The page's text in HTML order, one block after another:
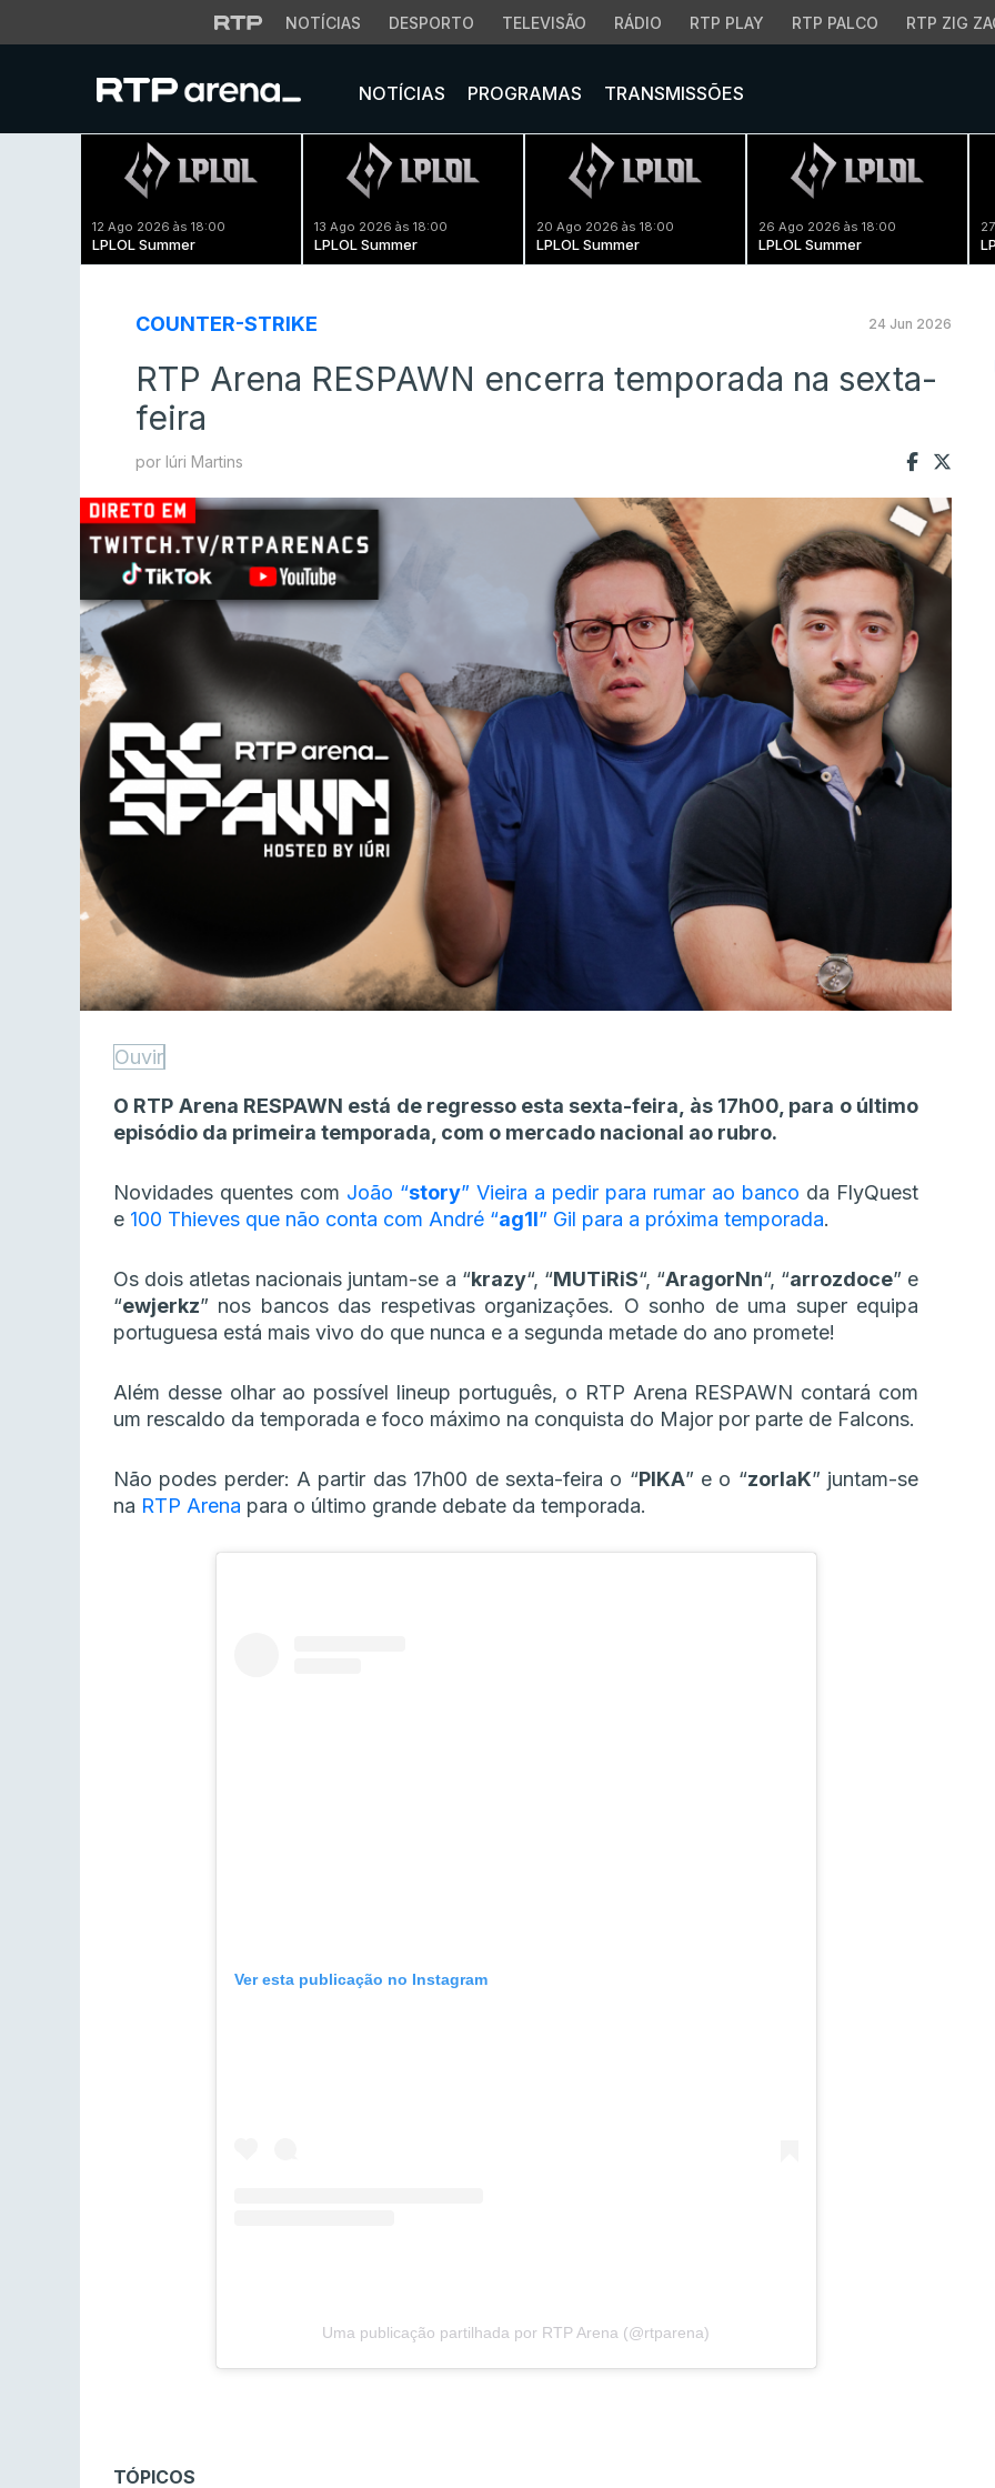
NOTÍCIAS DESPORTO TELEVISÃO RÁDIO RTP PLAY RTP PALCO RTP ZIG
NOTÍCIAS PROGRAMAS TRANSMISSÕES
12 Ago 2026 às 18:00
LPLOL Summer
13 Ago 2026 às 18:00
LPLOL Summer
20 Ago 2026 às 18:00
LPLOL Summer
26 Ago 2026 às 18:00
LPLOL Summer
COUNTER-STRIKE 24 Jun 2026
RTP Arena RESPAWN encerra temporada na sexta-
feira
por Iúri Martins
Ouvir
O RTP Arena RESPAWN está de regresso esta sexta-feira, às 17h00, para o último
episódio da primeira temporada, com o mercado nacional ao rubro.
Novidades quentes com João “story” Vieira a pedir para rumar ao banco da FlyQuest
e 100 Thieves que não conta com André “ag1l” Gil para a próxima temporada.
Os dois atletas nacionais juntam-se a “krazy“, “MUTiRiS“, “AragorNn“, “arrozdoce” e
“ewjerkz” nos bancos das respetivas organizações. O sonho de uma super equipa
portuguesa está mais vivo do que nunca e a segunda metade do ano promete!
Além desse olhar ao possível lineup português, o RTP Arena RESPAWN contará com
um rescaldo da temporada e foco máximo na conquista do Major por parte de Falcons.
Não podes perder: A partir das 17h00 de sexta-feira o “PIKA” e o “zorlaK” juntam-se
na RTP Arena para o último grande debate da temporada.
Ver esta publicação no Instagram
Uma publicação partilhada por RTP Arena (@rtparena)
TÓPICOS